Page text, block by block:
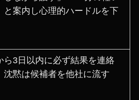
と案内し心理的ハードルを下
ら3日以内に必ず結果を連絡
沈黙は候補者を他社に流す